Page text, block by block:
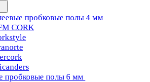
пробковые полы 4 мм
CORK
пробковые полы 6 мм